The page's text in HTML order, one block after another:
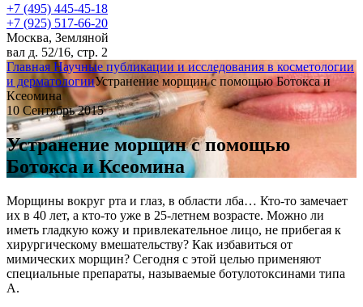
+7 (495) 445-45-18
+7 (925) 517-66-20
Москва, Земляной
вал д. 52/16, стр. 2
Главная Научные публикации и исследования в косметологии
и дерматологииУстранение морщин с помощью Ботокса и
Ксеомина
10 Сентябрь 2015
Устранение морщин с помощью
Ботокса и Ксеомина
Морщины вокруг рта и глаз, в области лба… Кто-то замечает
их в 40 лет, а кто-то уже в 25-летнем возрасте. Можно ли
иметь гладкую кожу и привлекательное лицо, не прибегая к
хирургическому вмешательству? Как избавиться от
мимических морщин? Сегодня с этой целью применяют
специальные препараты, называемые ботулотоксинами типа
А.